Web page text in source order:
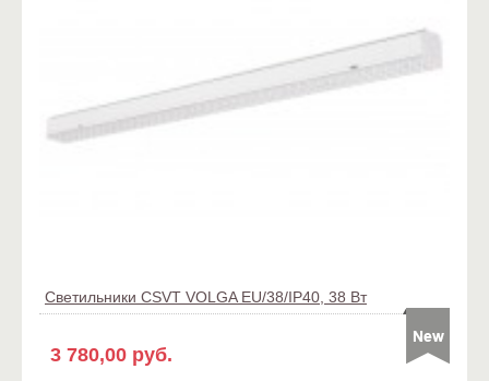
Светильники CSVT VOLGA EU/38/IP40, 38 Вт
3 780,00 руб.